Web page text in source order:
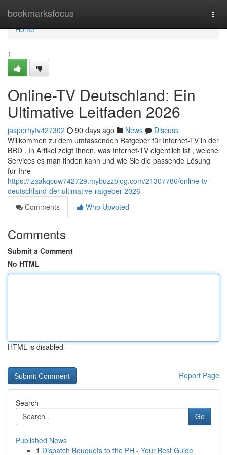
bookmarksfocus
Home
Home
1
Online-TV Deutschland: Ein
Ultimative Leitfaden 2026
jasperhytv427302 90 days ago News
Discuss
Willkommen zu dem umfassenden Ratgeber für Internet-TV in der
BRD . In Artikel zeigt Ihnen, was Internet-TV eigentlich ist , welche
Services es man finden kann und wie Sie die passende Lösung
für Ihre
https://izaakqcuw742729.mybuzzblog.com/21307786/online-tv-
deutschland-der-ultimative-ratgeber-2026
Comments
Who Upvoted
Comments
Submit a Comment
No HTML
HTML is disabled
Report Page
Search
Go
Published News
1 Dispatch Bouquets to the PH - Your Best Guide